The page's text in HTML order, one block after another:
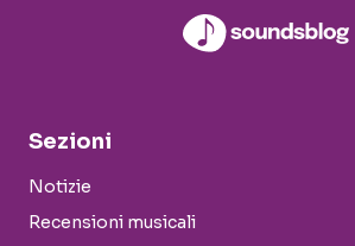
Sezioni
Notizie
Recensioni musicali